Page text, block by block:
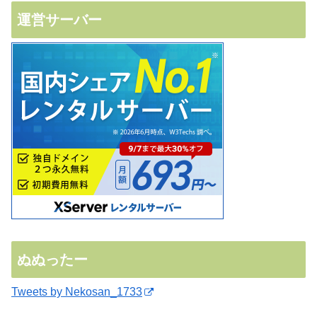
運営サーバー
ぬぬったー
Tweets by Nekosan_1733